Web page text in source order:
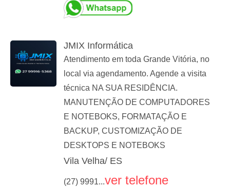
JMIX Informática
Atendimento em toda Grande Vitória, no
local via agendamento. Agende a visita
técnica NA SUA RESIDÊNCIA.
MANUTENÇÃO DE COMPUTADORES
E NOTEBOKS, FORMATAÇÃO E
BACKUP, CUSTOMIZAÇÃO DE
DESKTOPS E NOTEBOKS
Vila Velha/ ES
(27) 9991...ver telefone